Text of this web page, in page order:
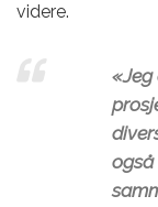
videre.
«Jeg
også